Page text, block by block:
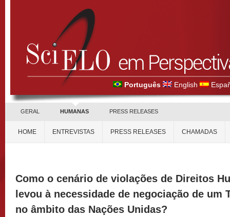
Português English
GERAL HUMANAS PRESS RELEASES
HOME ENTREVISTAS PRESS RELEASES CHAMADAS
Como o cenário de violações de Direitos
levou à necessidade de negociação de um
no âmbito das Nações Unidas?